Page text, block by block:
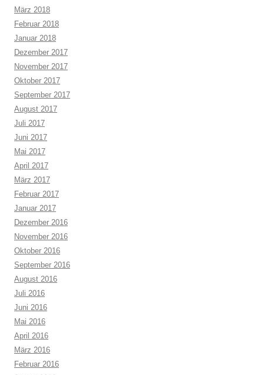
März 2018
Februar 2018
Januar 2018
Dezember 2017
November 2017
Oktober 2017
September 2017
August 2017
Juli 2017
Juni 2017
Mai 2017
April 2017
März 2017
Februar 2017
Januar 2017
Dezember 2016
November 2016
Oktober 2016
September 2016
August 2016
Juli 2016
Juni 2016
Mai 2016
April 2016
März 2016
Februar 2016